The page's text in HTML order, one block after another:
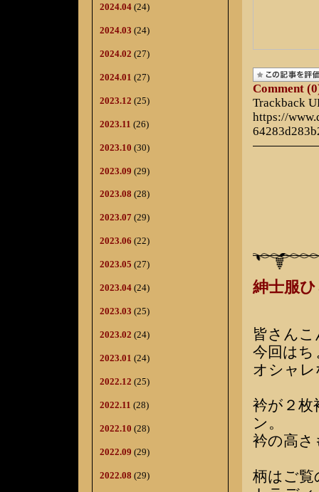
2024.04 (24)
2024.03 (24)
2024.02 (27)
2024.01 (27)
2023.12 (25)
2023.11 (26)
2023.10 (30)
2023.09 (29)
2023.08 (28)
2023.07 (29)
2023.06 (22)
2023.05 (27)
2023.04 (24)
2023.03 (25)
2023.02 (24)
2023.01 (24)
2022.12 (25)
2022.11 (28)
2022.10 (28)
2022.09 (29)
2022.08 (29)
Comment
Trackback
https://
紳士服
皆さん
今回はち
オシャ
衿が２
ン。
衿の高さ
柄はご